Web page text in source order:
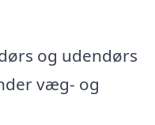
og udendørs
væg- og